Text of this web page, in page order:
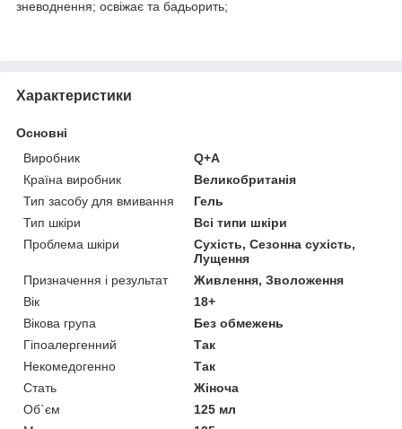
зневоднення; освіжає та бадьорить;
Характеристики
Основні
Виробник
Q+A
Країна виробник
Великобританія
Тип засобу для вмивання
Гель
Тип шкіри
Всі типи шкіри
Проблема шкіри
Сухість, Сезонна сухість,
Лущення
Призначення і результат
Живлення, Зволоження
Вік
18+
Вікова група
Без обмежень
Гіпоалергенний
Так
Некомедогенно
Так
Стать
Жіноча
Об`єм
125 мл